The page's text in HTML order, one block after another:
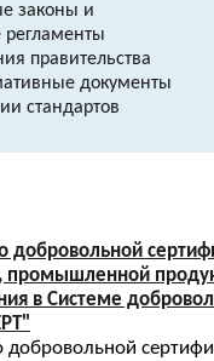
законы и
регламенты
правительства
документы
стандартов
добровольной
в Системе
добровольной